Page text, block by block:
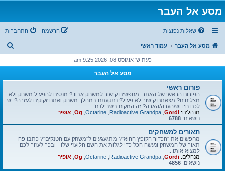
מסע אל העבר
שאלות נפוצות התחברות הרשמה
מסע אל העבר עמוד ראשי
ו
כעת ש' אוגוסט 08, 2026 9:25 am
מסע אל העבר
פורום ראשי
הפורום הראשי של האתר. מחפשים קישור למשחק אבוד? מנסים להפעיל משחק ולא
מצליחים? מצאתם קישור לא פעיל? נתקעתם במהלך משחק ואתם זקוקים לעזרה? יש
לכם חידוש/הערה/הארה? זה המקום בשבילכם!
מנהלים: Gordi
Radioactive Grandpa
Octarine
Og אופיר
נושאים: 6788
תאורים למשחקים
מחפשים את "הכדור הקופץ ההוא"? מתגעגעים ל"משחק עם הטנקים"? כתבו פה
תאור של המשחק ונעשה הכל כדי לגלות את השם הלועזי שלו - ובכך לעזור לכם
למצוא אותו...
מנהלים: Gordi
Radioactive Grandpa
Octarine
Og אופיר
נושאים: 4856